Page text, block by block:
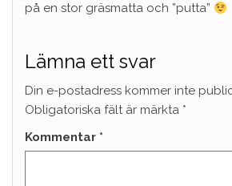
på en stor gräsmatta och ”putta”
Lämna ett svar
Din e-postadress kommer inte
Obligatoriska fält är märkta *
Kommentar *